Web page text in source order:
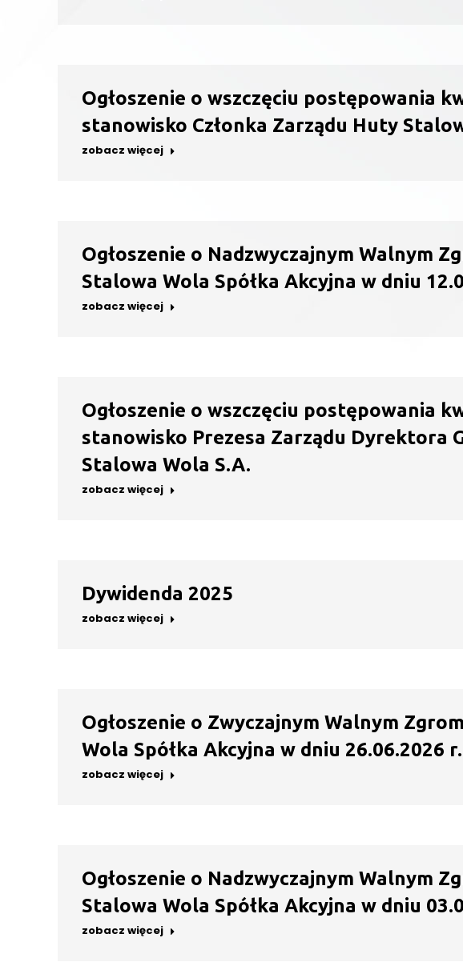
Ogłoszenie o wszczęciu postępowania
stanowisko Członka Zarządu Huty
zobacz więcej
Ogłoszenie o Nadzwyczajnym Walnym
Stalowa Wola Spółka Akcyjna w dniu
zobacz więcej
Ogłoszenie o wszczęciu postępowania
stanowisko Prezesa Zarządu Dyrektora
Stalowa Wola S.A.
zobacz więcej
Dywidenda 2025
zobacz więcej
Ogłoszenie o Zwyczajnym Walnym
Wola Spółka Akcyjna w dniu 26.06.2026 r.
zobacz więcej
Ogłoszenie o Nadzwyczajnym Walnym
Stalowa Wola Spółka Akcyjna w dniu
zobacz więcej